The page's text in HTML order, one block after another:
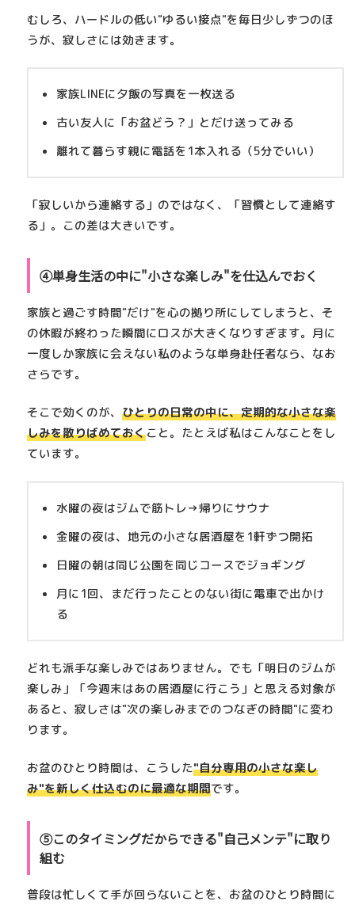
むしろ、 ハードルの低い"ゆるい接点"を毎日少しずつのほ
うが、寂しさには効きます。
家族LINEに夕飯の写真を一枚送る
古い友人に「お盆どう？」とだけ送ってみる
離れて暮らす親に電話を1本入れる（5分でいい）
「寂しいから連絡する」のではなく、「習慣として連絡す
る」。この差は大きいです。
④単身生活の中に"小さな楽しみ"を仕込んでおく
家族と過ごす時間"だけ"を心の拠り所にしてしまうと、そ
の休暇が終わった瞬間にロスが大きくなりすぎます。月に
一度しか家族に会えない私のような単身赴任者なら、なお
さらです。
そこで効くのが、ひとりの日常の中に、定期的な小さな楽
しみを散りばめておくこと。たとえば私はこんなことをし
ています。
水曜の夜はジムで筋トレ→帰りにサウナ
金曜の夜は、地元の小さな居酒屋を1軒ずつ開拓
日曜の朝は同じ公園を同じコースでジョギング
月に1回、まだ行ったことのない街に電車で出かけ
る
どれも派手な楽しみではありません。でも「明日のジムが
楽しみ」「今週末はあの居酒屋に行こう」と思える対象が
あると、寂しさは"次の楽しみまでのつなぎの時間"に変わ
ります。
お盆のひとり時間は、こうした"自分専用の小さな楽し
み"を新しく仕込むのに最適な期間です。
⑤このタイミングだからできる"自己メンテ"に取り
組む
普段は忙しくて手が回らないことを、お盆のひとり時間に